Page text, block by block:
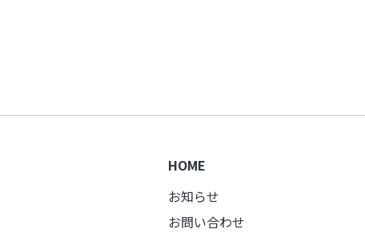
HOME
お知らせ
お問い合わせ